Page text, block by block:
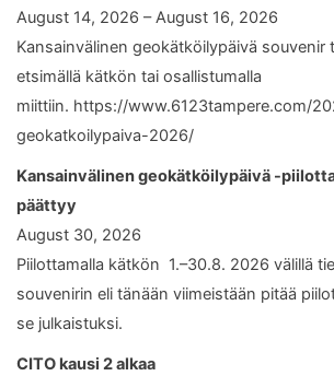
August 14, 2026 – August 16, 2026
Kansainvälinen geokätköilypäivä souvenir
etsimällä kätkön tai osallistumalla
miittiin. https://www.6123tampere.com/
geokatkoilypaiva-2026/
Kansainvälinen geokätköilypäivä -
päättyy
August 30, 2026
Piilottamalla kätkön 1.–30.8. 2026 välillä
souvenirin eli tänään viimeistään pitää
se julkaistuksi.
CITO kausi 2 alkaa